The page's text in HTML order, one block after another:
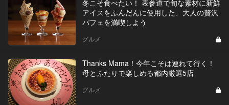
冬こそ食べたい！ 表参道で旬な素材に新鮮
アイスをふんだんに使用した、大人の贅沢
パフェを満喫しよう
グルメ
Thanks Mama！今年こそは連れて行く！
母とふたりで楽しめる都内厳選5店
グルメ